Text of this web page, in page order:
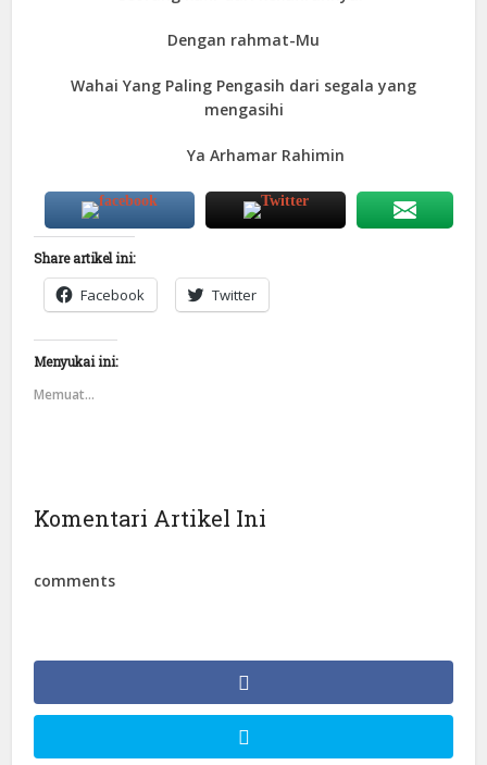
Dengan rahmat-Mu
Wahai Yang Paling Pengasih dari segala yang
mengasihi
Ya Arhamar Rahimin
Share artikel ini:
Facebook Twitter
Menyukai ini:
Memuat...
Komentari Artikel Ini
comments